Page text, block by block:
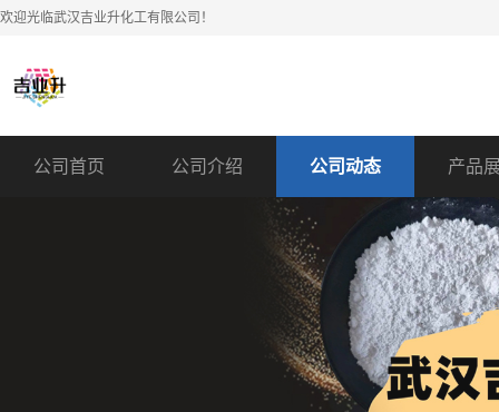
欢迎光临武汉吉业升化工有限公司！
公司首页 公司介绍 公司动态 产品